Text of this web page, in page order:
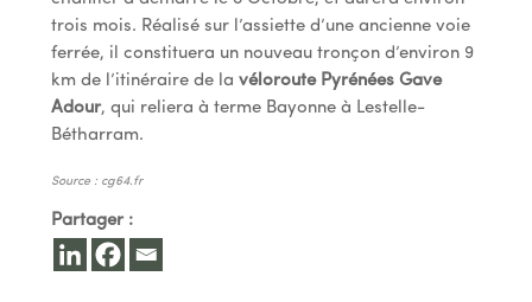
trois mois. Réalisé sur l’assiette d’une ancienne voie
ferrée, il constituera un nouveau tronçon d’environ 9
km de l’itinéraire de la véloroute Pyrénées Gave
Adour, qui reliera à terme Bayonne à Lestelle-
Bétharram.
Source : cg64.fr
Partager :